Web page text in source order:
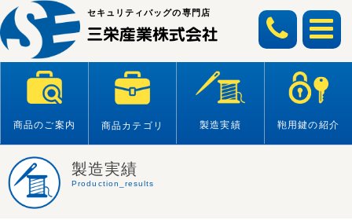
Skip
to
content
セキュリティバッグの専門店
商品のご案内 商品カテゴリ 製造実績 鞄用鍵の紹介
製造実績
Production_results